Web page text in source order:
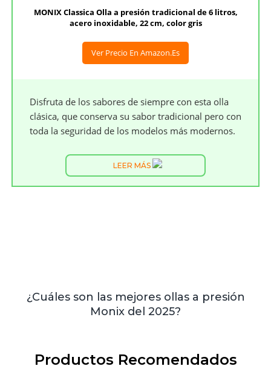
MONIX Classica Olla a presión tradicional de 6 litros,
acero inoxidable, 22 cm, color gris
Ver Precio En Amazon.es
Disfruta de los sabores de siempre con esta olla
clásica, que conserva su sabor tradicional pero con
toda la seguridad de los modelos más modernos.
LEER MÁS
¿Cuáles son las mejores ollas a presión
Monix del 2025?
Productos Recomendados